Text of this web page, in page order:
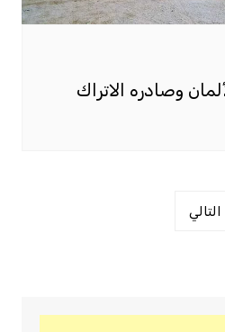
وصادره الاتراك
التالي